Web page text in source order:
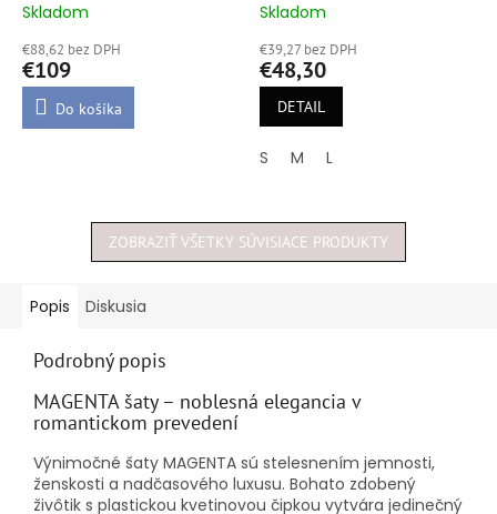
Priemerné
produktu
je
5,0
Skladom
€88,62 bez DPH
€109
Do košíka
Priemerné
produktu
je
4,8
hviezdičiek.
Skladom
€39,27 bez DPH
€48,30
DETAIL
S M L
ZOBRAZIŤ VŠETKY SÚVISIACE PRODUKTY
Popis Diskusia
Podrobný popis
MAGENTA šaty – noblesná elegancia v
romantickom prevedení
Výnimočné šaty MAGENTA sú stelesnením jemnosti,
ženskosti a nadčasového luxusu. Bohato zdobený
živôtik s plastickou kvetinovou čipkou vytvára jedinečný